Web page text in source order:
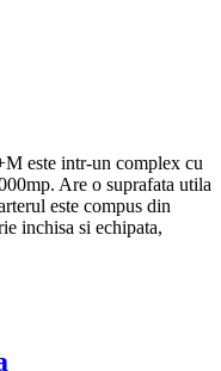
este intr-un complex cu
Are o suprafata utila
este compus din
inchisa si echipata,